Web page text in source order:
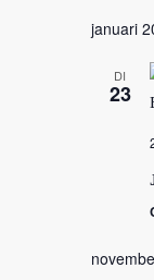
date.
januari
DI
23